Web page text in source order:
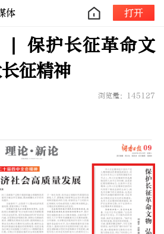
体 打开
保护长征革命文
征精神
浏览量：145127